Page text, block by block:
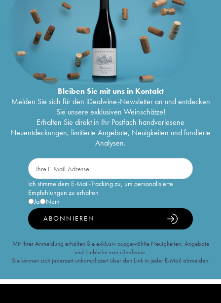
Bleiben Sie mit uns in Kontakt
Melden Sie sich für den iDealwine-Newsletter an und entdecken
Sie unsere exklusiven Weinschätze!
Erhalten Sie direkt in Ihr Postfach handverlesene
Neuentdeckungen, limitierte Angebote, Neuigkeiten und fundierte
Analysen.
Ich stimme dem E-Mail-Tracking zu, um personalisierte
Empfehlungen zu erhalten
Ja
Nein
ABONNIEREN
Mit Ihrer Anmeldung erhalten Sie exklusiv ausgewählte Neuigkeiten, Angebote
und Einblicke von iDealwine.
Sie können sich jederzeit unkompliziert über den Link in jeder E-Mail abmelden.